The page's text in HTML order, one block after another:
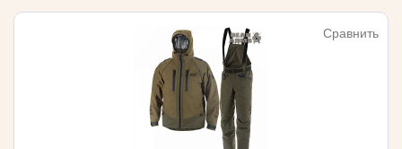
Сравнить